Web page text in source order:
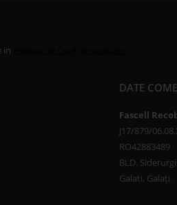
in
DATE
Fascell
J17/879/
RO42883489
BLD.
Galati, Galați